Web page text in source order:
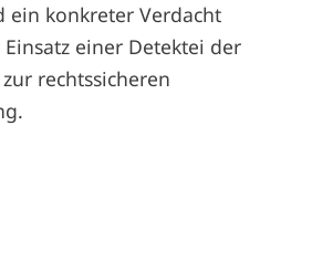
ein konkreter Verdacht
einer Detektei der
rechtssicheren